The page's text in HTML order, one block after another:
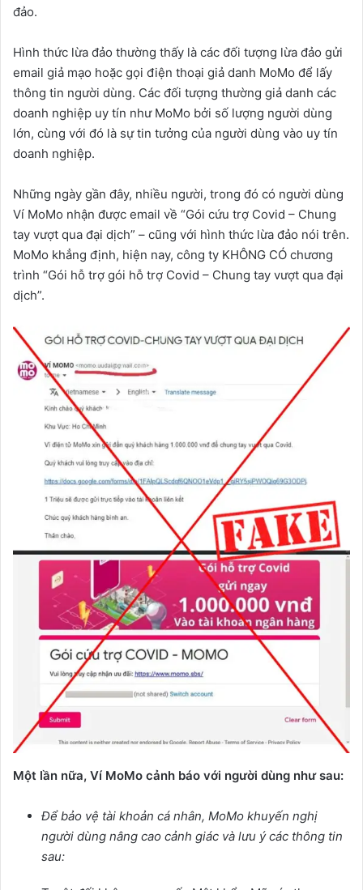
đảo.
Hình thức lừa đảo thường thấy là các đối tượng lừa đảo gửi
email giả mạo hoặc gọi điện thoại giả danh MoMo để lấy
thông tin người dùng. Các đối tượng thường giả danh các
doanh nghiệp uy tín như MoMo bởi số lượng người dùng
lớn, cùng với đó là sự tin tưởng của người dùng vào uy tín
doanh nghiệp.
Những ngày gần đây, nhiều người, trong đó có người dùng
Ví MoMo nhận được email về “Gói cứu trợ Covid – Chung
tay vượt qua đại dịch” – cũng với hình thức lừa đảo nói trên.
MoMo khẳng định, hiện nay, công ty KHÔNG CÓ chương
trình “Gói hỗ trợ gói hỗ trợ Covid – Chung tay vượt qua đại
dịch”.
Một lần nữa, Ví MoMo cảnh báo với người dùng như sau:
Để bảo vệ tài khoản cá nhân, MoMo khuyến nghị
người dùng nâng cao cảnh giác và lưu ý các thông tin
sau: